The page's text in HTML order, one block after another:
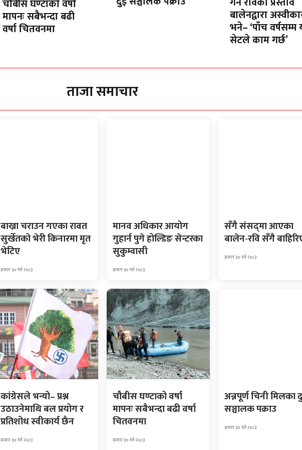
चौबीस घण्टाको वर्षा
मापनः सबैभन्दा बढी
वर्षा चितवनमा
बालेनद्वारा
भने– ‘पाँच वर्षसम्म
सेटले काम गर्छ’
ताजा समाचार
बाख्रा चराउन गएका रावत
सुर्खेतको भेरी किनारमा मृत
भेटिए
असार ३० गते २०८३
मानव अधिकार आयोग
गुहार्न पुगे होल्डिङ सेन्टरका
सुकुम्वासी
असार ३० गते २०८३
सँगै संसद्‌मा आएका
बालेन-रवि सँगै
असार ३० गते २०८३
कांग्रेसले भन्यो– प्रश्न
उठाउनेमाथि बल प्रयोग र
प्रतिशोध स्वीकार्य छैन
असार ३० गते २०८३
चौबीस घण्टाको वर्षा
मापनः सबैभन्दा बढी वर्षा
चितवनमा
असार ३० गते २०८३
अन्नपूर्ण चिनी मिलका
सञ्चालक पक्राउ
असार ३० गते २०८३